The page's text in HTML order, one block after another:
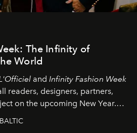
The Infinity of
World
and Infinity Fashion Week
readers, designers, partners,
on the upcoming New Year.
inspiration, bold ideas, and new